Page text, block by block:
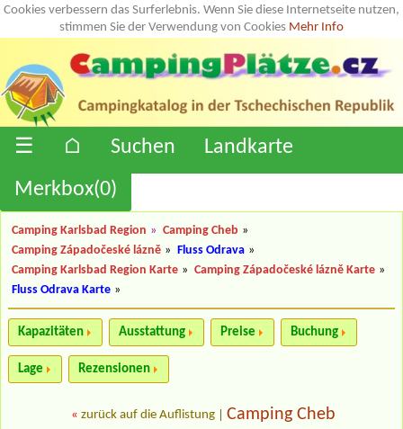
Cookies verbessern das Surferlebnis. Wenn Sie diese Internetseite nutzen,
stimmen Sie der Verwendung von Cookies Mehr Info
☰ ⌂ Suchen
Landkarte
Merkbox(0)
Camping Karlsbad Region » Camping Cheb »
Camping Západočeské lázně » Fluss Odrava »
Camping Karlsbad Region Karte » Camping Západočeské lázně Karte »
Fluss Odrava Karte »
Kapazitäten Ausstattung Preise Buchung
Lage Rezensionen
« zurück auf die Auflistung Camping Cheb